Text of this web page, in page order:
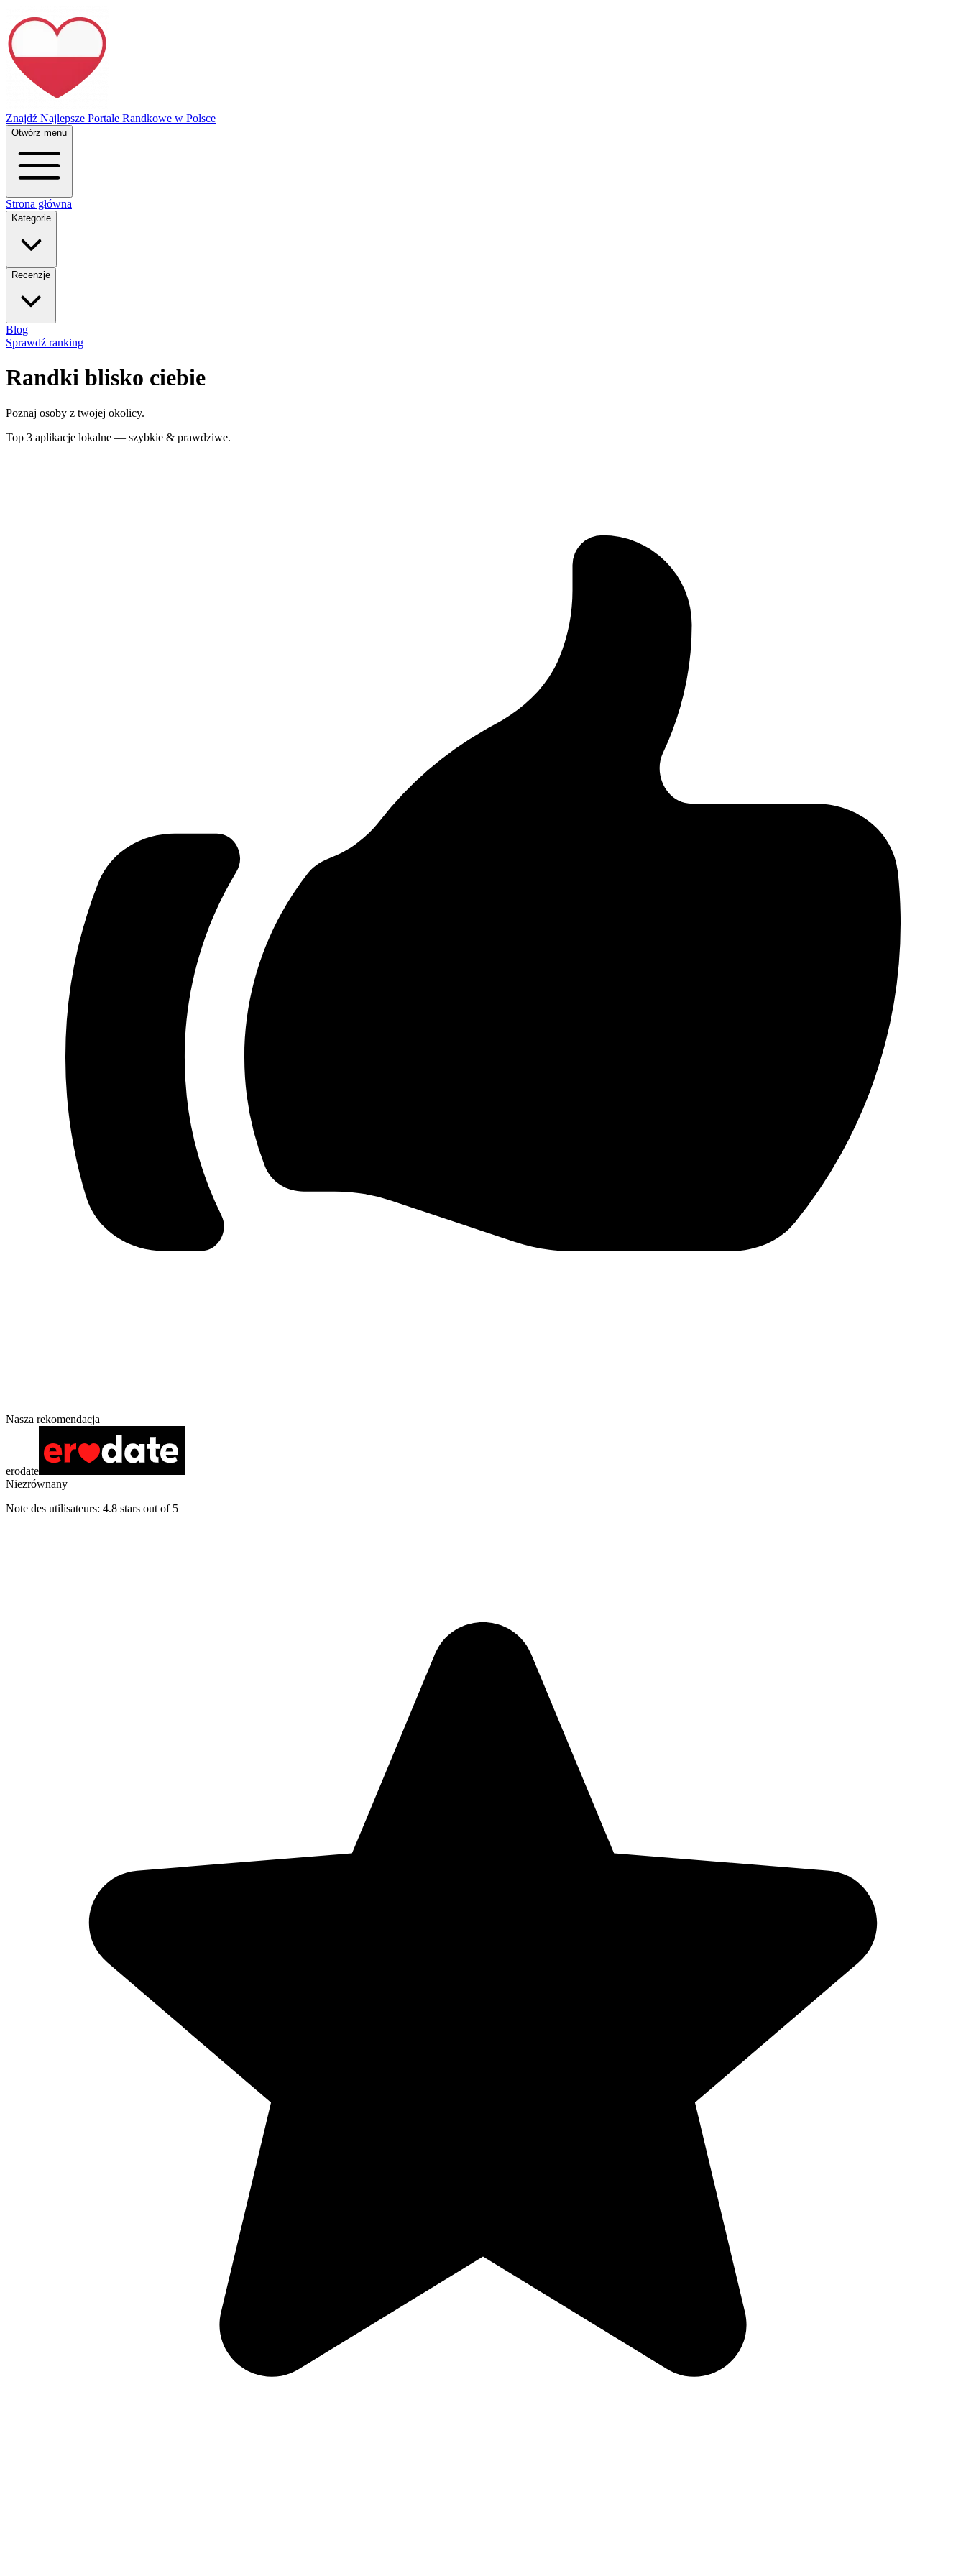
Znajdź Najlepsze Portale Randkowe w Polsce
Otwórz menu
Strona główna
Kategorie
Recenzje
Blog
Sprawdź ranking
Randki blisko ciebie
Poznaj osoby z twojej okolicy.
Top 3 aplikacje lokalne — szybkie & prawdziwe.
Nasza rekomendacja
erodate
Niezrównany
Note des utilisateurs: 4.8 stars out of 5